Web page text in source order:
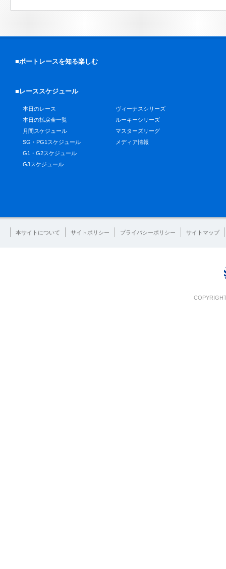
■ボートレースを知る楽しむ
■レーススケジュール
本日のレース
本日の払戻金一覧
月間スケジュール
SG・PG1スケジュール
G1・G2スケジュール
G3スケジュール
ヴィーナスシリーズ
ルーキーシリーズ
マスターズリーグ
メディア情報
本サイトについて サイトポリシー プライバシーポリシー サイトマップ